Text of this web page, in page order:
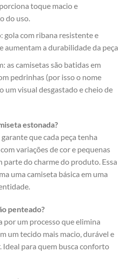
toque macio e
do uso.
gola com ribana resistente e
aumentam a durabilidade da peça
as camisetas são batidas em
pedrinhas (por isso o nome
um visual desgastado e cheio de
estonada?
que cada peça tenha
variações de cor e pequenas
parte do charme do produto. Essa
uma camiseta básica em uma
penteado?
por um processo que elimina
um tecido mais macio, durável e
Ideal para quem busca conforto